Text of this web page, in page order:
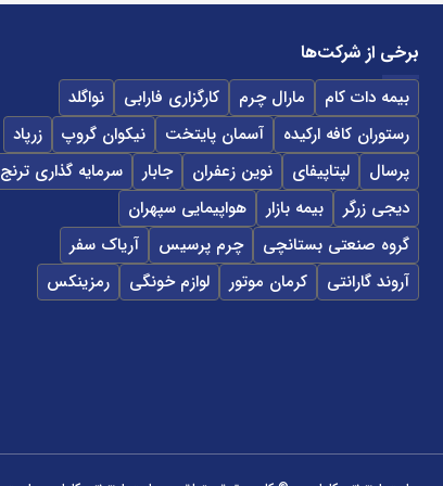
برخی از شرکت‌ها
بیمه دات کام مارال چرم کارگزاری فارابی
نواگلد
رستوران کافه ارکیده
آسمان پایتخت نیکوان گروپ
زرپاد
پرسال
لپتاپیفای نوین زعفران جابار
سرمایه گذاری ترنج
دیجی زرگر
بیمه بازار
هواپیمایی سپهران
گروه صنعتی بستانچی
چرم پرسیس
آریاک سفر
آروند گارانتی
کرمان موتور لوازم خونگی رمزینکس